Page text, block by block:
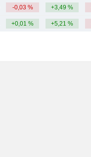
-0,03 % +3,49 %
+0,01 % +5,21 %